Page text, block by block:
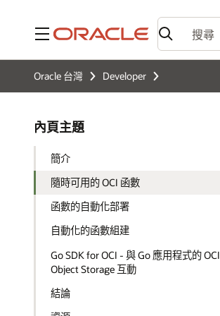
功能表
Oracle 台灣 Developer
內頁主題
簡介
隨時可用的 OCI 函數
函數的自動化部署
自動化的函數組建
Go SDK for OCI - 與 Go 應用程式的 OCI
Object Storage 互動
結論